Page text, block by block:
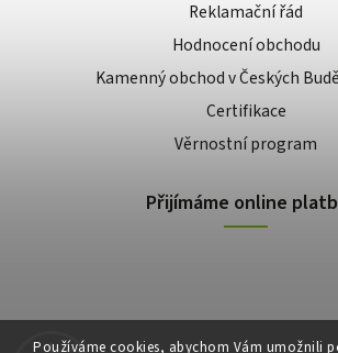
Používáme cookies, abychom Vám umožnili
Reklamační řád
Hodnocení obchodu
Kamenný obchod v Českých
Certifikace
Věrnostní program
Přijímáme online